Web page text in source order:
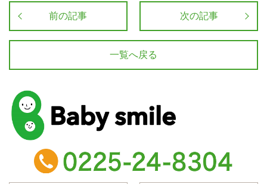
前の記事 次の記事
一覧へ戻る
baby smile
TEL：0225-24-8304